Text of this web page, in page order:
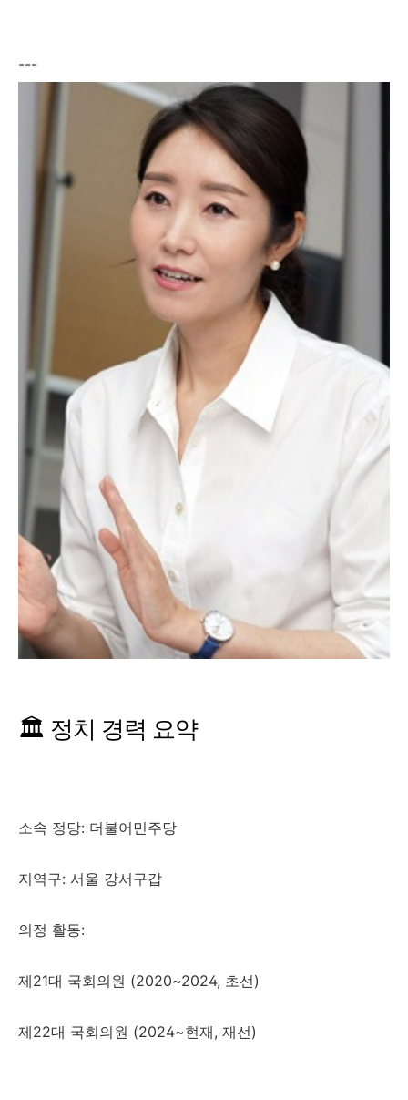
---
🏛️ 정치 경력 요약
소속 정당: 더불어민주당
지역구: 서울 강서구갑
의정 활동:
제21대 국회의원 (2020~2024, 초선)
제22대 국회의원 (2024~현재, 재선)